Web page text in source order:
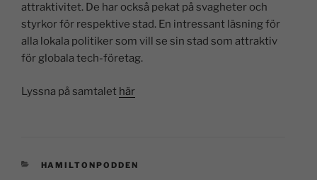
attraktivitet. De har också pekat på svagheter och
styrkor för respektive stad. En intressant läsning för
alla lokala politiker som vill se sin stad som attraktiv
för globala tech-företag.
Lyssna på samtalet här
HAMILTONPODDEN